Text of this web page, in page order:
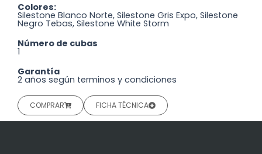
Colores:
Silestone Blanco Norte, Silestone Gris Expo, Silestone
Negro Tebas, Silestone White Storm
Número de cubas
1
Garantía
2 años según terminos y condiciones
COMPRAR FICHA TÉCNICA